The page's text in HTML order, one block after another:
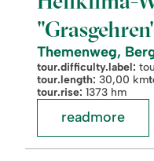
Themenweg,
tour.difficulty.label:
tour.length: 30,00 km
tour.rise: 1373 hm
readmore
readmore: